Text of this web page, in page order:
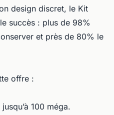
design discret, le Kit
succès : plus de 98%
et près de 80% le
offre :
jusqu’à 100 méga.